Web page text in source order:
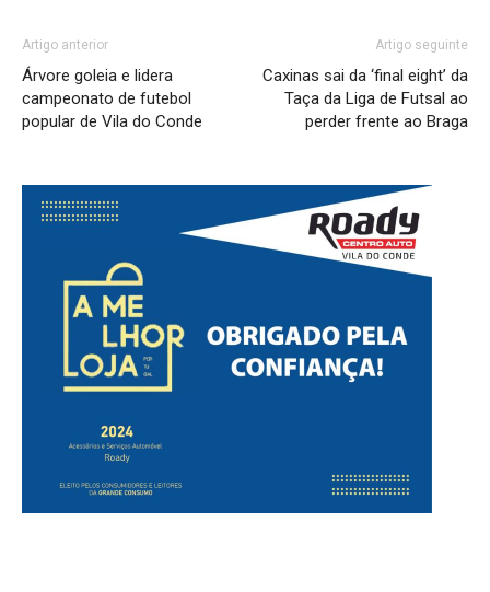
Artigo anterior
Árvore goleia e lidera
campeonato de futebol
popular de Vila do Conde
Artigo seguinte
Caxinas sai da ‘final eight’ da
Taça da Liga de Futsal ao
perder frente ao Braga